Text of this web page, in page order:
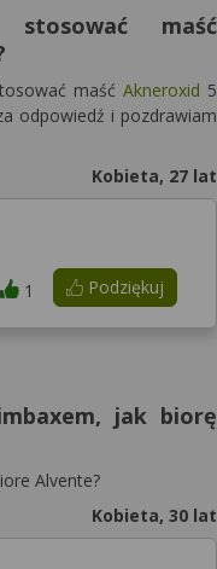
stosować maść
maśćAkneroxid 5
odpowiedź i pozdrawiam
Kobieta, 27 lat
Podziękuj
1
jak biorę
Alvente?
Kobieta, 30 lat